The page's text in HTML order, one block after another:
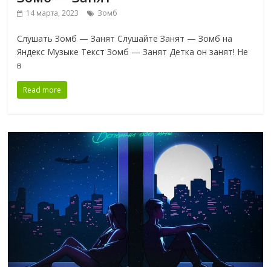
14 марта, 2023 Зомб
Слушать Зомб — Занят Слушайте Занят — Зомб на
Яндекс Музыке Текст Зомб — Занят Детка он занят! Не
в
Read more